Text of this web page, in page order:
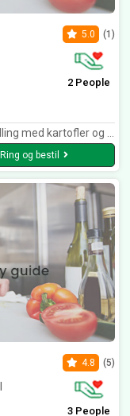
5.0 (1)
2 People
sortegryde Glostrup det jeg anbefaler.
Ring og bestil
4.8 (5)
3 People